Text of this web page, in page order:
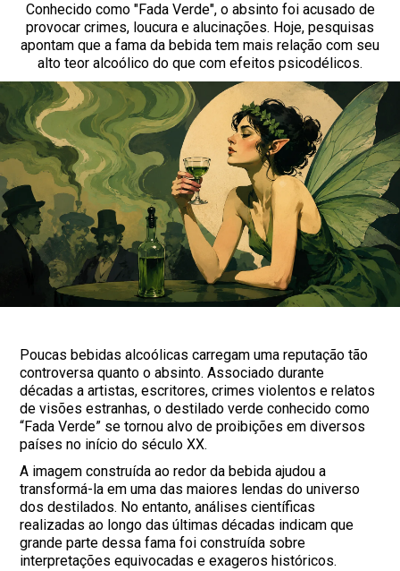
Conhecido como "Fada Verde", o absinto foi acusado de
provocar crimes, loucura e alucinações. Hoje, pesquisas
apontam que a fama da bebida tem mais relação com seu
alto teor alcoólico do que com efeitos psicodélicos.
Poucas bebidas alcoólicas carregam uma reputação tão
controversa quanto o absinto. Associado durante
décadas a artistas, escritores, crimes violentos e relatos
de visões estranhas, o destilado verde conhecido como
“Fada Verde” se tornou alvo de proibições em diversos
países no início do século XX.
A imagem construída ao redor da bebida ajudou a
transformá-la em uma das maiores lendas do universo
dos destilados. No entanto, análises científicas
realizadas ao longo das últimas décadas indicam que
grande parte dessa fama foi construída sobre
interpretações equivocadas e exageros históricos.